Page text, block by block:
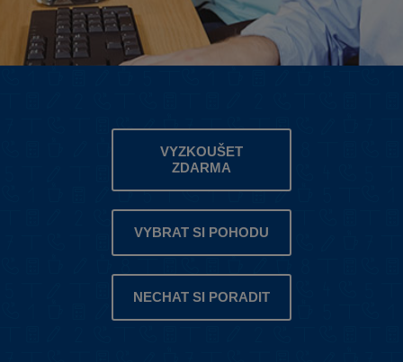
VYZKOUŠET
ZDARMA
VYBRAT SI POHODU
NECHAT SI PORADIT